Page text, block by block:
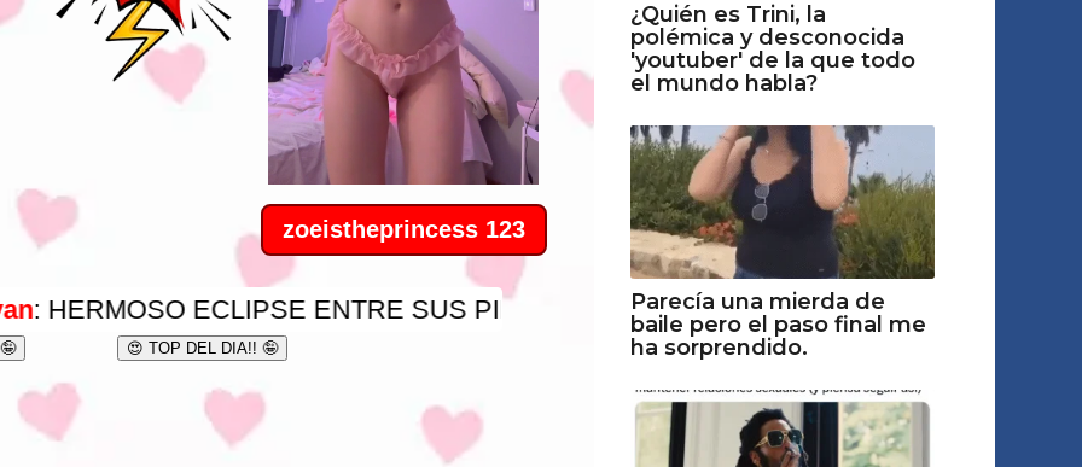
¿Quién es Trini, la
polémica y desconocida
'youtuber' de la que todo
el mundo habla?
Parecía una miеrdа de
baile pero el paso final me
ha sorprendido.